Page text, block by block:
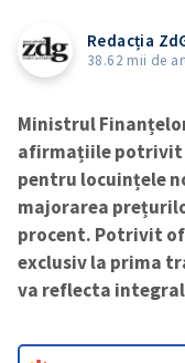
Redacția
38.62 mii de
Ministrul
afirmațiile potrivit
pentru locuințele
majorarea
procent. Potrivit
exclusiv la prima
va reflecta